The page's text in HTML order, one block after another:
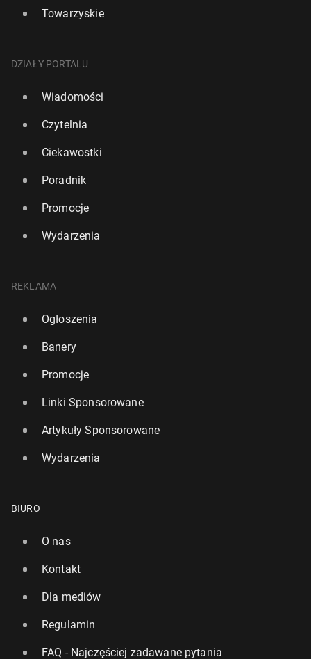
Towarzyskie
DZIAŁY PORTALU
Wiadomości
Czytelnia
Ciekawostki
Poradnik
Promocje
Wydarzenia
REKLAMA
Ogłoszenia
Banery
Promocje
Linki Sponsorowane
Artykuły Sponsorowane
Wydarzenia
BIURO
O nas
Kontakt
Dla mediów
Regulamin
FAQ - Najczęściej zadawane pytania